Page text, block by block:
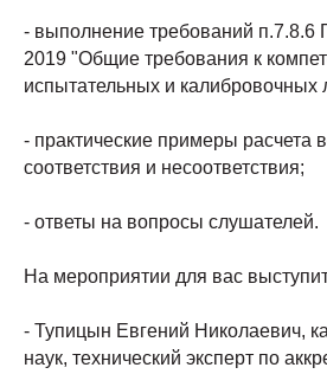
- выполнение требований п.7.8.6
2019 "Общие требования к
испытательных и калибровочных
- практические примеры расчета
соответствия и несоответствия;
- ответы на вопросы слушателей.
На мероприятии для вас
- Тупицын Евгений Николаевич,
наук, технический эксперт по